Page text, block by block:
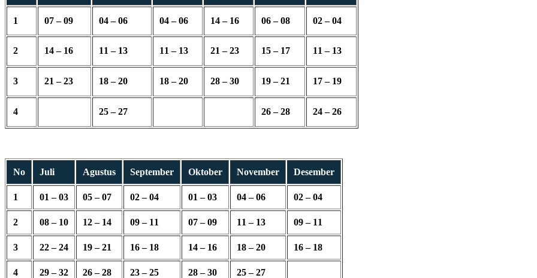
1 07 – 09 04 – 06 04 – 06 14 – 16 06 – 08 02 – 04
2 14 – 16 11 – 13 11 – 13 21 – 23 15 – 17 11 – 13
3 21 – 23 18 – 20 18 – 20 28 – 30 19 – 21 17 – 19
4 25 – 27 26 – 28 24 – 26
No Juli Agustus September Oktober November Desember
1 01 – 03 05 – 07 02 – 04 01 – 03 04 – 06 02 – 04
2 08 – 10 12 – 14 09 – 11 07 – 09 11 – 13 09 – 11
3 22 – 24 19 – 21 16 – 18 14 – 16 18 – 20 16 – 18
4 29 – 32 26 – 28 23 – 25 28 – 30 25 – 27